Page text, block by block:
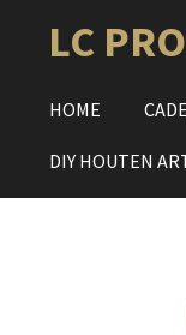
directLC PRO
HOME
DIY HOUTEN